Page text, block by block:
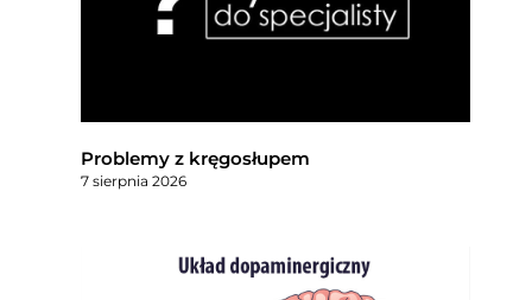
Problemy z kręgosłupem
7 sierpnia 2026